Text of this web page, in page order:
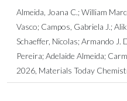
Almeida, Joana C.; William
Vasco; Campos, Gabriela J.;
Schaeffer, Nicolas; Armando J.
Pereira; Adelaide Almeida;
2026, Materials Today